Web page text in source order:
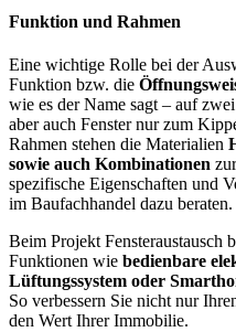
Funktion und Rahmen
Eine wichtige Rolle bei der
Funktion bzw. die
wie es der Name sagt – auf
aber auch Fenster nur zum
Rahmen stehen die Materialien
sowie auch Kombinationen
spezifische Eigenschaften und
im Baufachhandel dazu beraten.
Beim Projekt Fensteraustausch
Funktionen wie bedienbare
Lüftungssystem oder
So verbessern Sie nicht nur
den Wert Ihrer Immobilie.